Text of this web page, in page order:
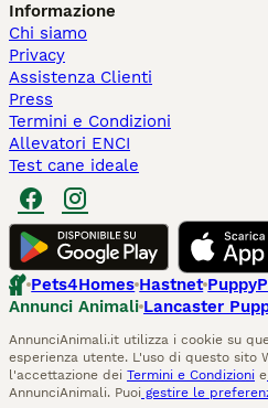
Informazione
Chi siamo
Privacy
Assistenza Clienti
Press
Termini e Condizioni
Allevatori ENCI
Test cane ideale
Pets4Homes Hastnet
Annunci Animali Lancaster
AnnunciAnimali.it utilizza i cookie su
esperienza utente. L'uso di questo sito
l'accettazione dei Termini e Condizioni e
AnnunciAnimali. Puoi gestire le